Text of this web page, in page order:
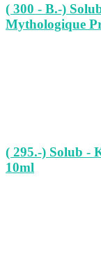
( 300 - B.-)
Mythologique
( 295.-) Solub -
10ml